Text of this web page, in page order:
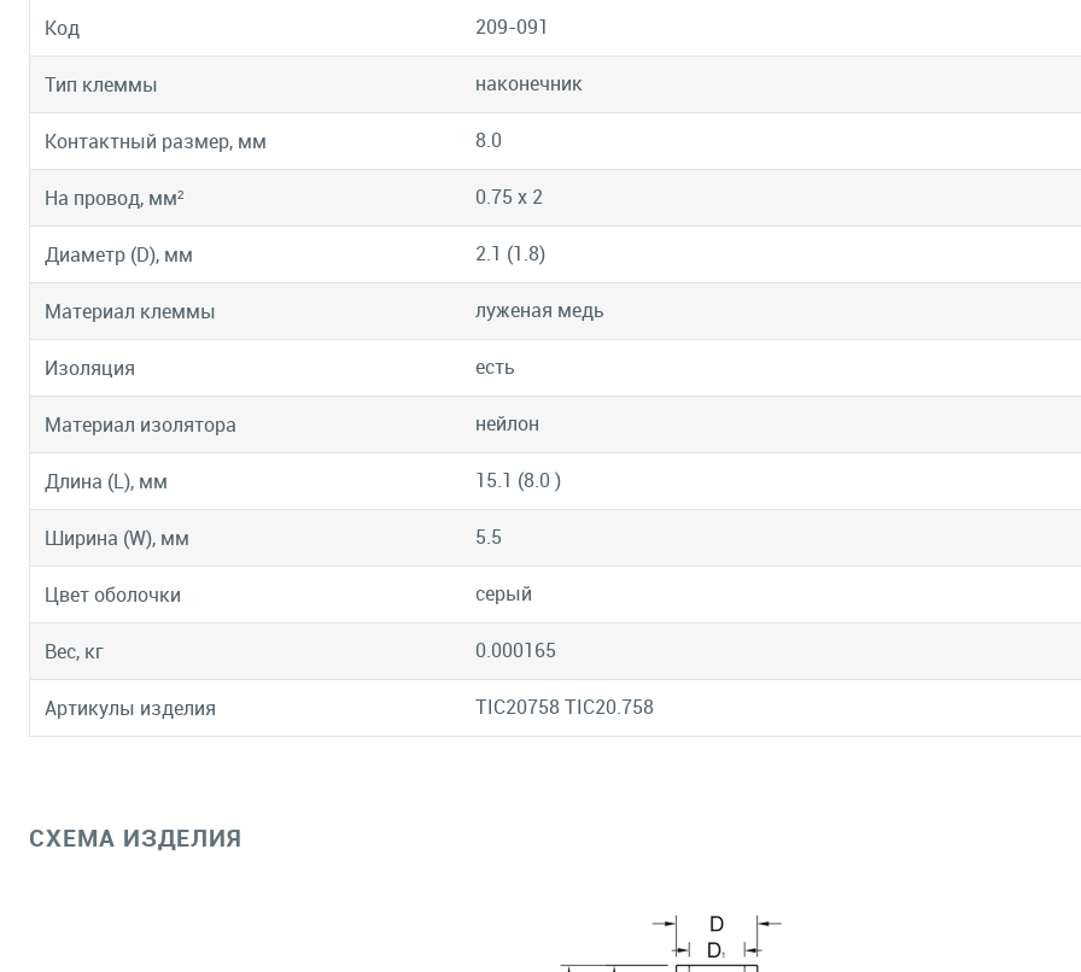
Код 209-091
Тип клеммы наконечник
Контактный размер, мм 8.0
На провод, мм² 0.75 х 2
Диаметр (D), мм 2.1 (1.8)
Материал клеммы луженая медь
Изоляция есть
Материал изолятора нейлон
Длина (L), мм 15.1 (8.0 )
Ширина (W), мм 5.5
Цвет оболочки серый
Вес, кг 0.000165
Артикулы изделия TIC20758 TIC20.758
СХЕМА ИЗДЕЛИЯ